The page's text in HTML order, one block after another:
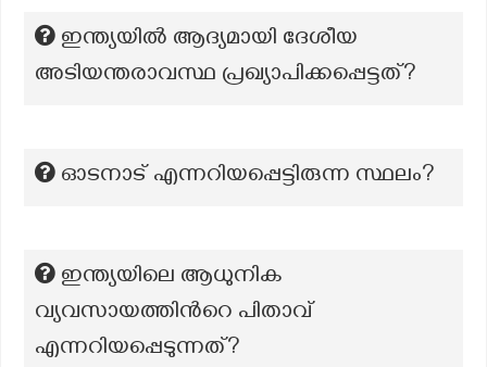
ഇന്ത്യയിൽ ആദ്യമായി ദേശീയ
അടിയന്തരാവസ്ഥ പ്രഖ്യാപിക്കപ്പെട്ടത്?
ഓടനാട് എന്നറിയപ്പെട്ടിരുന്ന സ്ഥലം?
ഇന്ത്യയിലെ ആധുനിക
വ്യവസായത്തിന്‍റെ പിതാവ്
എന്നറിയപ്പെടുന്നത്?